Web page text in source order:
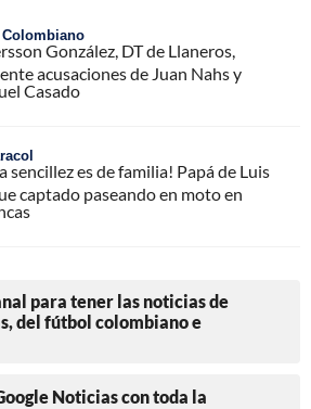
González, DT de Llaneros,
acusaciones de Juan Nahs y
Casado
sencillez es de familia! Papá de Luis
captado paseando en moto en
para tener las noticias de
del fútbol colombiano e
Noticias con toda la